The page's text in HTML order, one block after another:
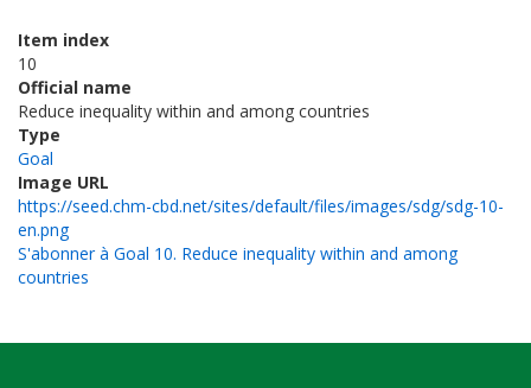
Item index
10
Official name
Reduce inequality within and among countries
Type
Goal
Image URL
https://seed.chm-cbd.net/sites/default/files/images/sdg/sdg-10-
en.png
S'abonner à Goal 10. Reduce inequality within and among
countries